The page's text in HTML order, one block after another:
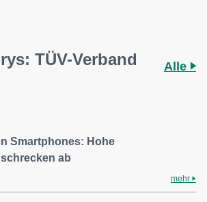
TÜV-Verband
Alle
Smartphones: Hohe
ab
mehr